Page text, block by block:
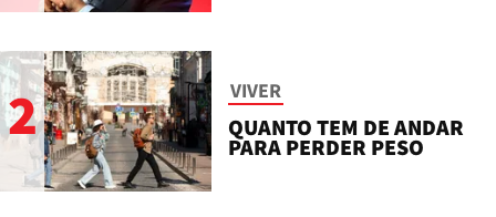
2 VIVER
QUANTO TEM DE ANDAR
PARA PERDER PESO